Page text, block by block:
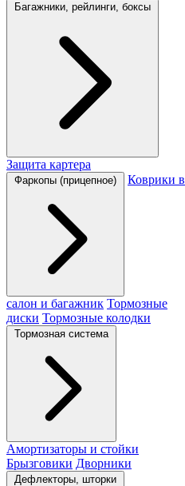
Багажники, рейлинги, боксы
Защита картера
Фаркопы (прицепное) Коврики в
салон и багажник Тормозные
диски Тормозные колодки
Тормозная система
Амортизаторы и стойки
Брызговики Дворники
Дефлекторы, шторки